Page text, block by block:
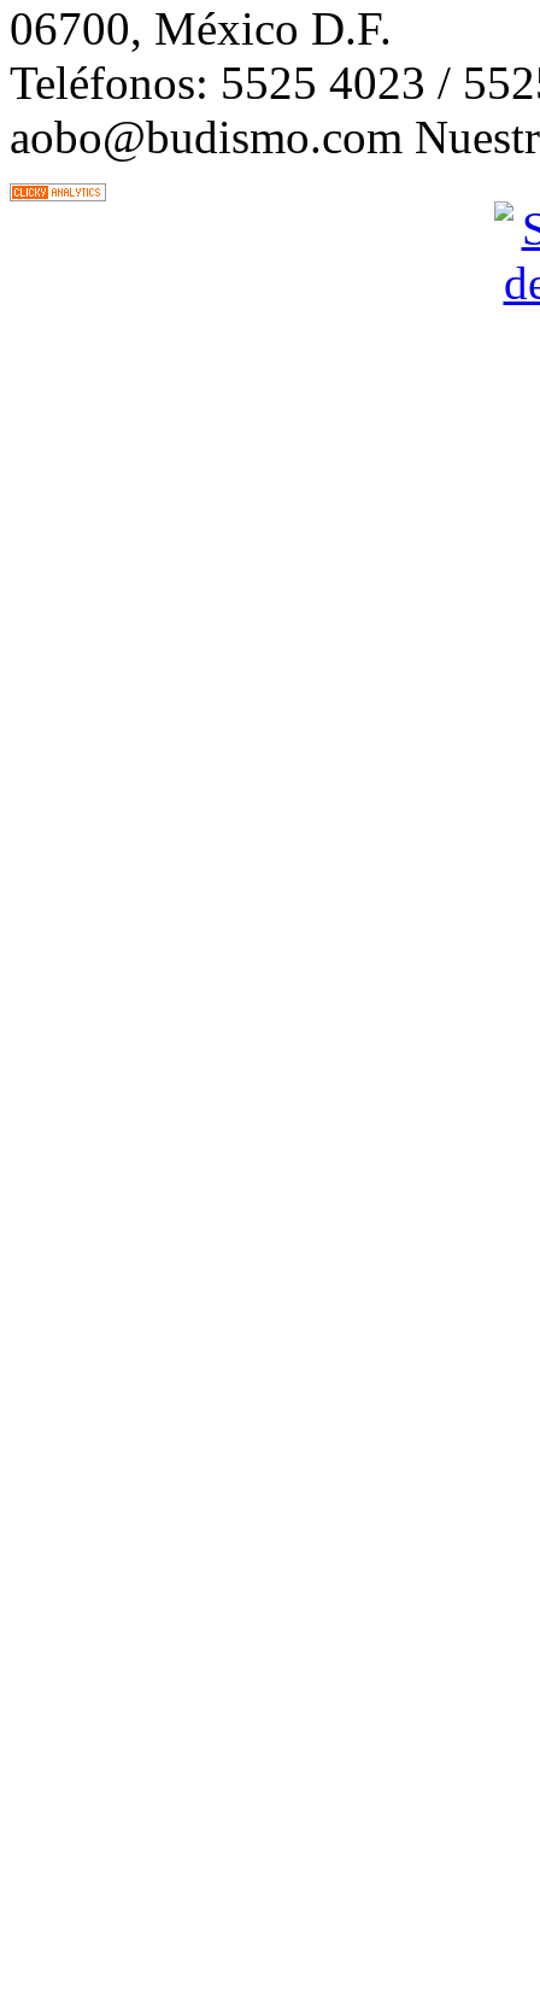
06700, México D.F.
Teléfonos: 5525 4023 /
aobo@budismo.com